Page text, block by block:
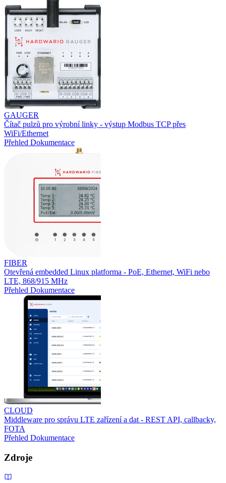
GAUGER
Čítač pulzů pro výrobní linky - výstup Modbus TCP přes
WiFi/Ethernet
Přehled Dokumentace
FIBER
Otevřená embedded Linux platforma - PoE, Ethernet, WiFi nebo
LTE, 868/915 MHz
Přehled Dokumentace
CLOUD
Middleware pro správu LTE zařízení a dat - REST API, callbacky,
FOTA
Přehled Dokumentace
Zdroje